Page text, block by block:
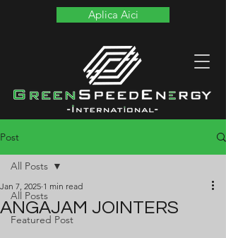
Aplica Aici
Post
All Posts
Featured Post
All Posts
ANGAJAM JOINTERS
Jan 7, 2025 1 min read